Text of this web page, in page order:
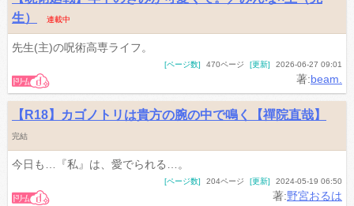
生）
連載中
先生(主)の呪術高専ライフ。
著:beam.
[ページ数] 470ページ [更新] 2026-06-27 09:01
【R18】カゴノトリは貴方の腕の中で鳴く【禪院直哉】
完結
今日も…『私』は、愛でられる…。
著:野宮おるは
[ページ数] 204ページ [更新] 2024-05-19 06:50